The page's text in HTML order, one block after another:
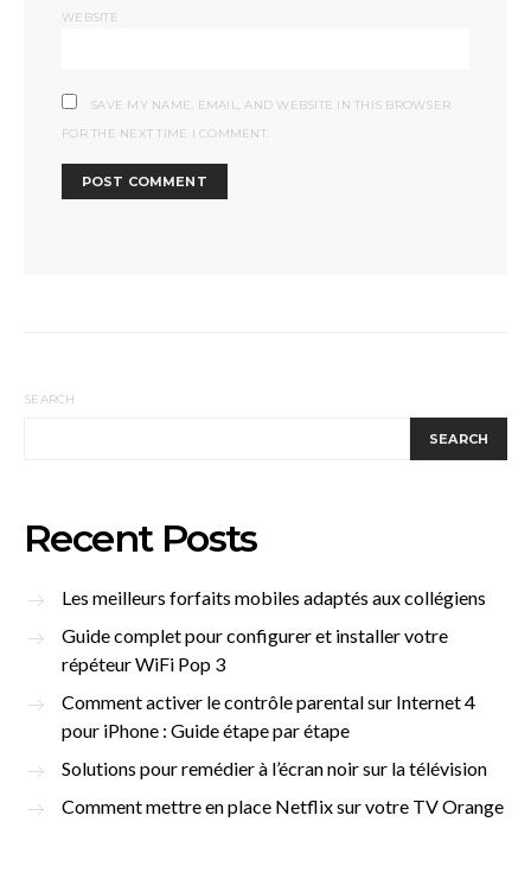
WEBSITE
SAVE MY NAME, EMAIL, AND WEBSITE IN THIS BROWSER
FOR THE NEXT TIME I COMMENT.
SEARCH
SEARCH
Recent Posts
Les meilleurs forfaits mobiles adaptés aux collégiens
Guide complet pour configurer et installer votre
répéteur WiFi Pop 3
Comment activer le contrôle parental sur Internet 4
pour iPhone : Guide étape par étape
Solutions pour remédier à l’écran noir sur la télévision
Comment mettre en place Netflix sur votre TV Orange